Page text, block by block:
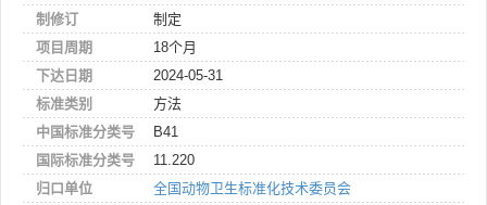
制修订
制定
项目周期
18个月
下达日期
2024-05-31
标准类别
方法
中国标准分类号
B41
国际标准分类号
11.220
归口单位
全国动物卫生标准化技术委员会